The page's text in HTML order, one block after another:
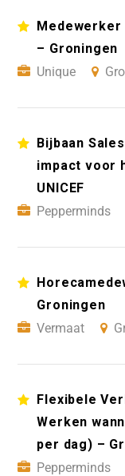
Medewerker
– Groningen
Unique
Bijbaan
impact voor
UNICEF
Pepperminds
Groningen
Vermaat
Flexibele
Werken
per dag) –
Pepperminds